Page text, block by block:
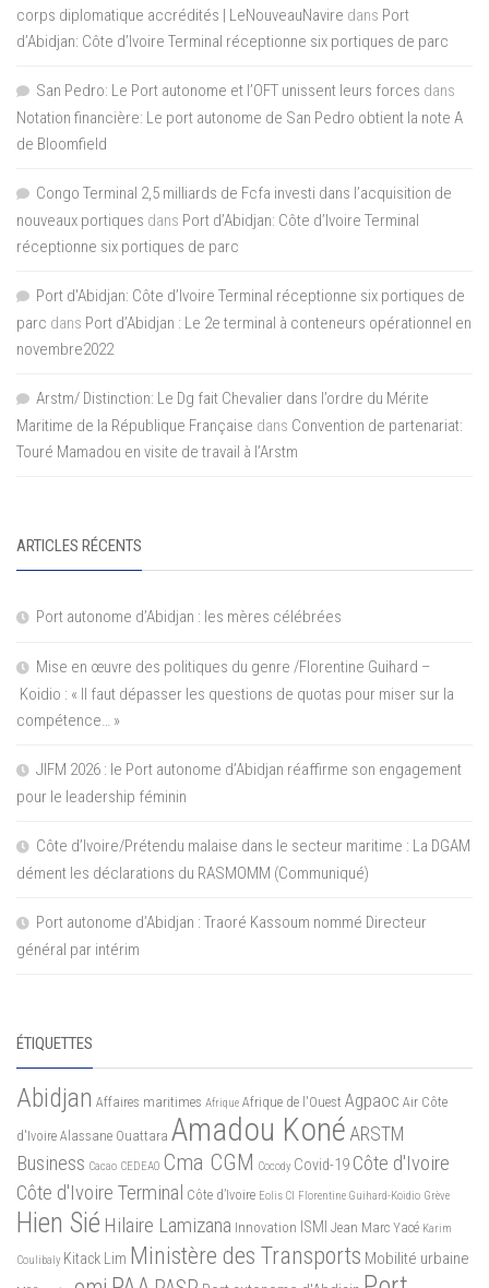
corps diplomatique accrédités | LeNouveauNavire dans Port
d’Abidjan: Côte d’Ivoire Terminal réceptionne six portiques de parc
San Pedro: Le Port autonome et l’OFT unissent leurs forces dans
Notation financière: Le port autonome de San Pedro obtient la note A
de Bloomfield
Congo Terminal 2,5 milliards de Fcfa investi dans l’acquisition de
nouveaux portiques dans Port d’Abidjan: Côte d’Ivoire Terminal
réceptionne six portiques de parc
Port d'Abidjan: Côte d’Ivoire Terminal réceptionne six portiques de
parc dans Port d’Abidjan : Le 2e terminal à conteneurs opérationnel en
novembre2022
Arstm/ Distinction: Le Dg fait Chevalier dans l’ordre du Mérite
Maritime de la République Française dans Convention de partenariat:
Touré Mamadou en visite de travail à l’Arstm
ARTICLES RÉCENTS
Port autonome d’Abidjan : les mères célébrées
Mise en œuvre des politiques du genre /Florentine Guihard –
Koidio : « Il faut dépasser les questions de quotas pour miser sur la
compétence… »
JIFM 2026 : le Port autonome d’Abidjan réaffirme son engagement
pour le leadership féminin
Côte d’Ivoire/Prétendu malaise dans le secteur maritime : La DGAM
dément les déclarations du RASMOMM (Communiqué)
Port autonome d’Abidjan : Traoré Kassoum nommé Directeur
général par intérim
ÉTIQUETTES
Abidjan Affaires maritimes Afrique Afrique de l'Ouest Agpaoc Air Côte
d'Ivoire Alassane Ouattara Amadou Koné ARSTM
Business Cacao CEDEAO Cma CGM Cocody Covid-19 Côte d'Ivoire
Côte d'Ivoire Terminal Côte d’Ivoire Eolis CI Florentine Guihard-Koidio Grève
Hien Sié Hilaire Lamizana Innovation ISMI Jean Marc Yacé Karim
Coulibaly Kitack Lim Ministère des Transports Mobilité urbaine